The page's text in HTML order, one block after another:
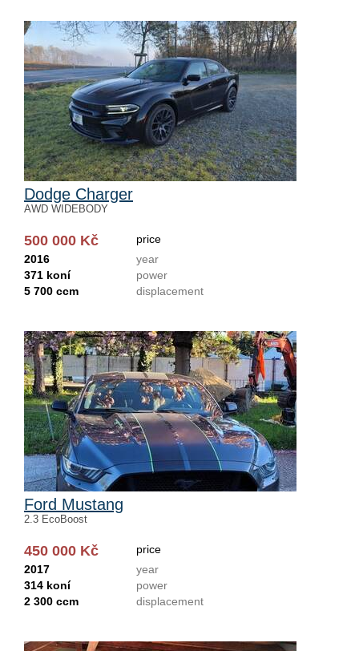
Dodge Charger
AWD WIDEBODY
500 000 Kč
price
2016
year
371 koní
power
5 700 ccm
displacement
Ford Mustang
2.3 EcoBoost
450 000 Kč
price
2017
year
314 koní
power
2 300 ccm
displacement